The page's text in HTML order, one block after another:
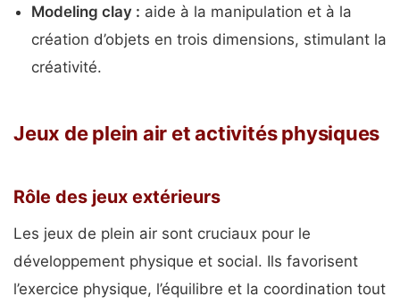
Modeling clay : aide à la manipulation et à la
création d’objets en trois dimensions, stimulant la
créativité.
Jeux de plein air et activités physiques
Rôle des jeux extérieurs
Les jeux de plein air sont cruciaux pour le
développement physique et social. Ils favorisent
l’exercice physique, l’équilibre et la coordination tout